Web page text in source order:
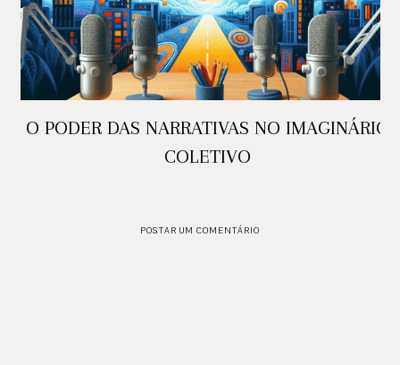
O PODER DAS NARRATIVAS NO IMAGINÁRIO
COLETIVO
POSTAR UM COMENTÁRIO